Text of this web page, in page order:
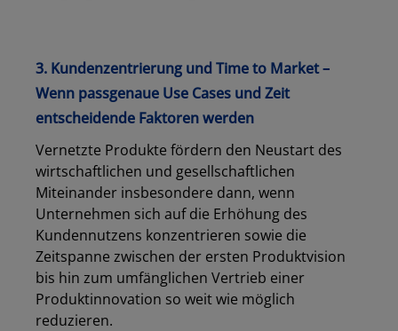
3. Kundenzentrierung und Timeto Market –
Wenn passgenaue Use Cases und Zeit
entscheidende Faktoren werden
Vernetzte Produkte fördern den Neustart des
wirtschaftlichen und gesellschaftlichen
Miteinander insbesondere dann, wenn
Unternehmen sich auf die Erhöhung des
Kundennutzens konzentrieren sowie die
Zeitspanne zwischen der ersten Produktvision
bis hin zum umfänglichen Vertrieb einer
Produktinnovation so weit wie möglich
reduzieren.